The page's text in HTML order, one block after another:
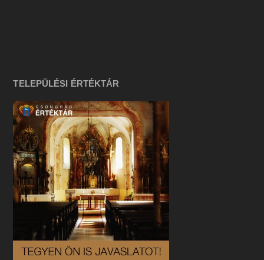
TELEPÜLÉSI ÉRTÉKTÁR